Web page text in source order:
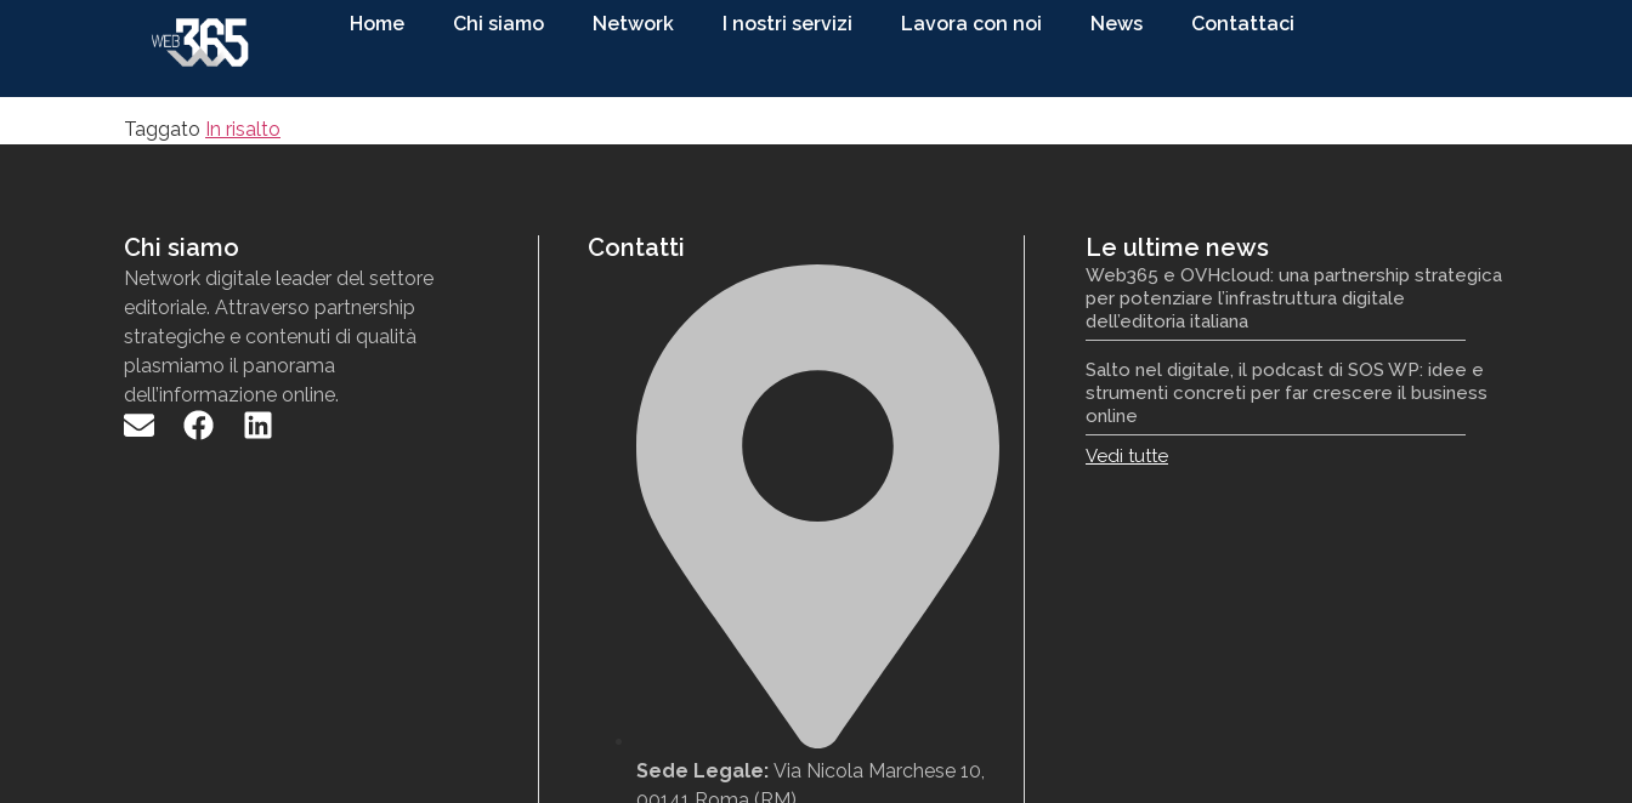
Home Chi siamo Network I nostri servizi Lavora con noi News Contattaci
Taggato In risalto
Chi siamo
Network digitale leader del settore
editoriale. Attraverso partnership
strategiche e contenuti di qualità
plasmiamo il panorama
dell’informazione online.
Contatti
Sede Legale: Via Nicola Marchese 10,
Le ultime news
Web365 e OVHcloud: una partnership strategica
per potenziare l’infrastruttura digitale
dell’editoria italiana
Salto nel digitale, il podcast di SOS WP: idee e
strumenti concreti per far crescere il business
online
Vedi tutte